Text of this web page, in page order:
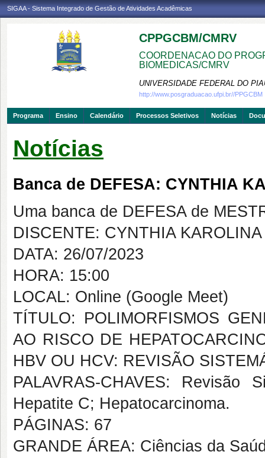
SIGAA - Sistema Integrado de Gestão de Atividades Acadêmicas
CPPGCBM/CMRV
COORDENACAO DO
BIOMEDICAS/CMRV
UNIVERSIDADE FEDERAL DO
http://www.posgraduacao.ufpi.br//PPGCBM
Programa Ensino Calendário Processos Seletivos Notícias
Notícias
Banca de DEFESA: CYNTHIA
Uma banca de DEFESA de
DISCENTE: CYNTHIA
DATA: 26/07/2023
HORA: 15:00
LOCAL: Online (Google Meet)
TÍTULO: POLIMORFISMOS
AO RISCO DE
HBV OU HCV: REVISÃO
PALAVRAS-CHAVES:
Hepatite C; Hepatocarcinoma.
PÁGINAS: 67
GRANDE ÁREA: Ciências da